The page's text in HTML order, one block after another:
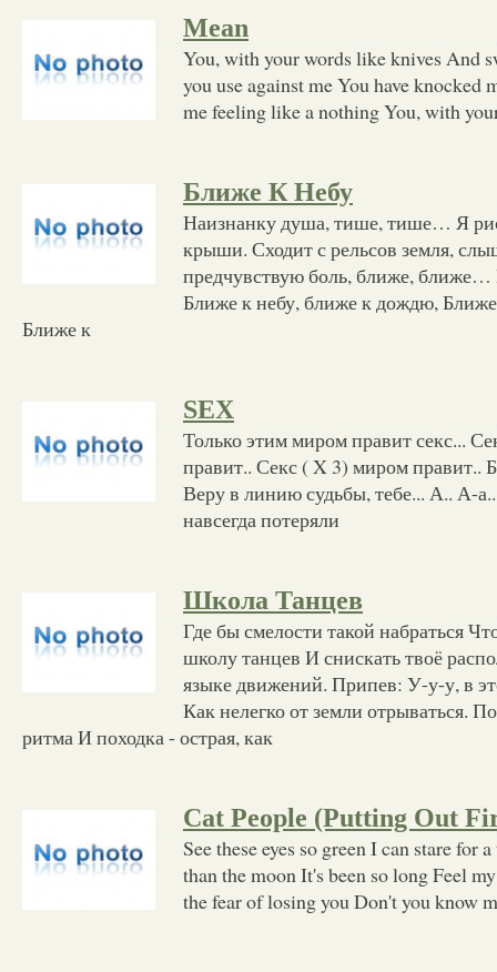
Mean
You, with your words like knives And
you use against me You have knocked
me feeling like a nothing You, with
Ближе К Небу
Наизнанку душа, тише, тише… Я
крыши. Сходит с рельсов земля,
предчувствую боль, ближе, ближе…
Ближе к небу, ближе к дождю, Ближе
Ближе к
SEX
Только этим миром правит секс...
правит.. Секс ( X 3) миром правит..
Веру в линию судьбы, тебе... А.. А-
навсегда потеряли
Школа Танцев
Где бы смелости такой набраться
школу танцев И снискать твоё
языке движений. Припев: У-у-у, в
Как нелегко от земли отрываться.
ритма И походка - острая, как
Cat People (Putting Out
See these eyes so green I can stare for
than the moon It's been so long Feel
the fear of losing you Don't you know